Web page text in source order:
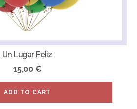
Un Lugar Feliz
15,00 €
ADD TO CART